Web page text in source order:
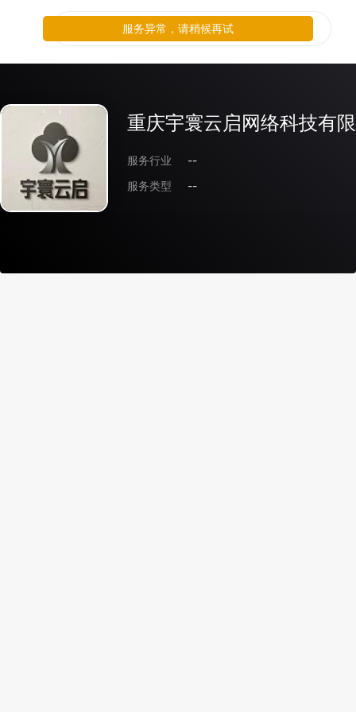
重庆宇寰云启网络科技有
服务行业
--
服务类型
--
服务异常，请稍候再试